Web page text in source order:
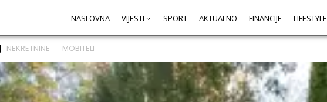
NASLOVNA VIJESTI SPORT AKTUALNO FINANCIJE LIFESTYLE